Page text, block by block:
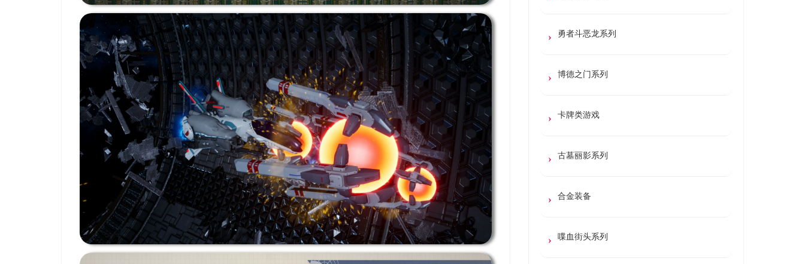
勇者斗恶龙系列
博德之门系列
卡牌类游戏
古墓丽影系列
合金装备
喋血街头系列